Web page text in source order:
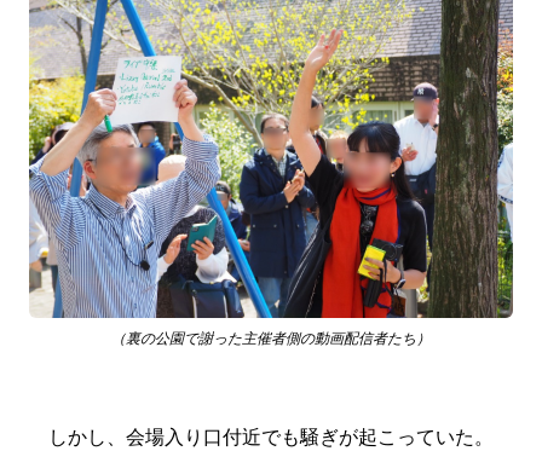
（裏の公園で謝った主催者側の動画配信者たち）
しかし、会場入り口付近でも騒ぎが起こっていた。